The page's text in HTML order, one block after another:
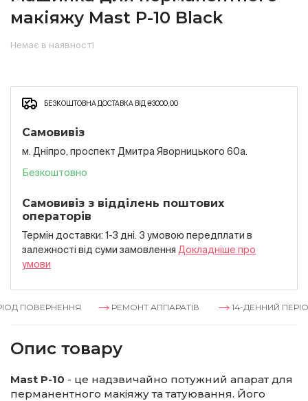
макіяжу Mast P-10 Black
Немає в наявності
БЕЗКОШТОВНА ДОСТАВКА ВІД ₴3000,00
Самовивіз
м. Дніпро, проспект Дмитра Яворницького 60а.
Безкоштовно
Самовивіз з відділень поштових
операторів
Термін доставки: 1-3 дні. З умовою передплати в
залежностi вiд суми замовлення Докладнiше про
умови
ПОВЕРНЕННЯ РЕМОНТ АППАРАТІВ 14-ДЕННИЙ
Опис товару
Mast P-10 - це надзвичайно потужний апарат для
перманентного макіяжу та татуювання. Його